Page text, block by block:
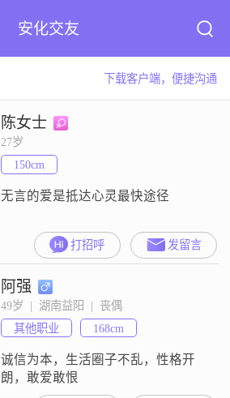
安化交友
下载客户端，便捷沟通
陈女士
27岁
150cm
无言的爱是抵达心灵最快途径
打招呼 发留言
阿强
49岁  |  湖南益阳  |  丧偶
其他职业
168cm
诚信为本，生活圈子不乱，性格开
朗，敢爱敢恨